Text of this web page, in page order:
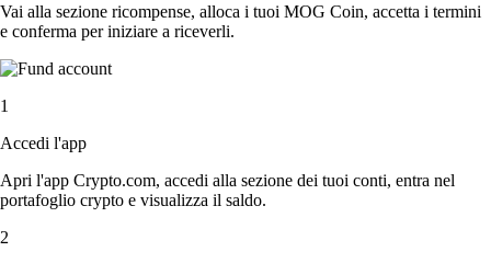
Vai alla sezione ricompense, alloca i tuoi MOG Coin, accetta i termini
e conferma per iniziare a riceverli.
1
Accedi l'app
Apri l'app Crypto.com, accedi alla sezione dei tuoi conti, entra nel
portafoglio crypto e visualizza il saldo.
2